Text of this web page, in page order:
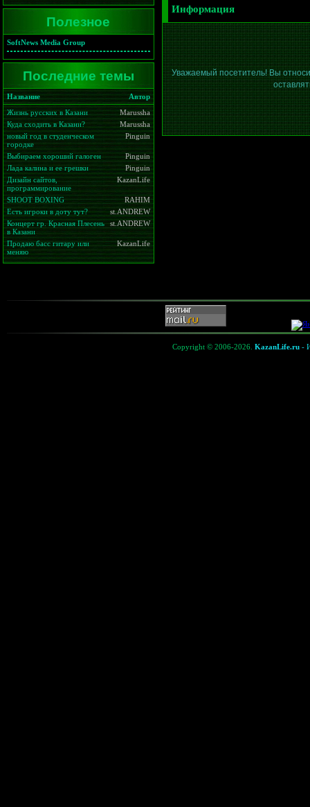
Полезное
SoftNews Media Group
Последние темы
Название
Автор
Жизнь русских в Казани
Marussha
Куда сходить в Казани?
Marussha
новый год в студенческом
городке
Pinguin
Выбираем хороший галоген
Pinguin
Лада калина и ее грешки
Pinguin
Дизайн сайтов,
программирование
KazanLife
SHOOT BOXING
RAHIM
Есть игроки в доту тут?
st.ANDREW
Концерт гр. Красная Плесень
в Казани
st.ANDREW
Продаю басс гитару или
меняю
KazanLife
Информация
Уважаемый посетитель! Вы
Copyright © 2006-2026. KazanLife.ru -